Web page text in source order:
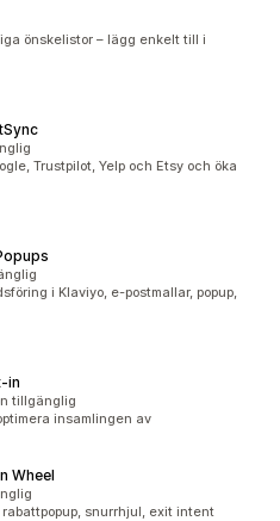
önskelistor – lägg enkelt till i
Trustpilot, Yelp och Etsy och öka
i Klaviyo, e-postmallar, popup,
tillgänglig
insamlingen av
Wheel
snurrhjul, exit intent